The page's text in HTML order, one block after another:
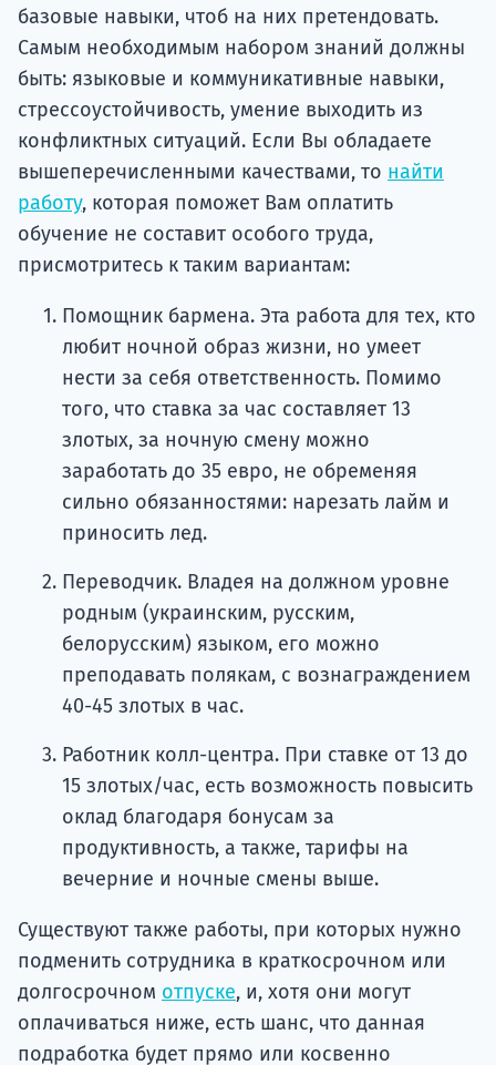
базовые навыки, чтоб на них претендовать.
Самым необходимым набором знаний должны
быть: языковые и коммуникативные навыки,
стрессоустойчивость, умение выходить из
конфликтных ситуаций. Если Вы обладаете
вышеперечисленными качествами, то найти
работу, которая поможет Вам оплатить
обучение не составит особого труда,
присмотритесь к таким вариантам:
Помощник бармена. Эта работа для тех, кто
любит ночной образ жизни, но умеет
нести за себя ответственность. Помимо
того, что ставка за час составляет 13
злотых, за ночную смену можно
заработать до 35 евро, не обременяя
сильно обязанностями: нарезать лайм и
приносить лед.
Переводчик. Владея на должном уровне
родным (украинским, русским,
белорусским) языком, его можно
преподавать полякам, с вознаграждением
40-45 злотых в час.
Работник колл-центра. При ставке от 13 до
15 злотых/час, есть возможность повысить
оклад благодаря бонусам за
продуктивность, а также, тарифы на
вечерние и ночные смены выше.
Существуют также работы, при которых нужно
подменить сотрудника в краткосрочном или
долгосрочном отпуске, и, хотя они могут
оплачиваться ниже, есть шанс, что данная
подработка будет прямо или косвенно